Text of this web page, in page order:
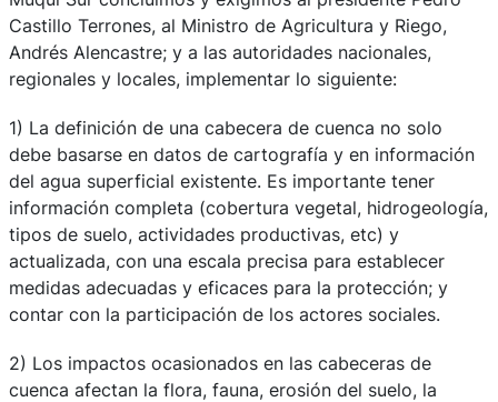
Castillo Terrones, al Ministro de Agricultura y Riego,
Andrés Alencastre; y a las autoridades nacionales,
regionales y locales, implementar lo siguiente:
1) La definición de una cabecera de cuenca no solo
debe basarse en datos de cartografía y en información
del agua superficial existente. Es importante tener
información completa (cobertura vegetal, hidrogeología,
tipos de suelo, actividades productivas, etc) y
actualizada, con una escala precisa para establecer
medidas adecuadas y eficaces para la protección; y
contar con la participación de los actores sociales.
2) Los impactos ocasionados en las cabeceras de
cuenca afectan la flora, fauna, erosión del suelo, la